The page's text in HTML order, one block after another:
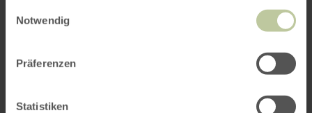
Notwendig
Präferenzen
Statistiken